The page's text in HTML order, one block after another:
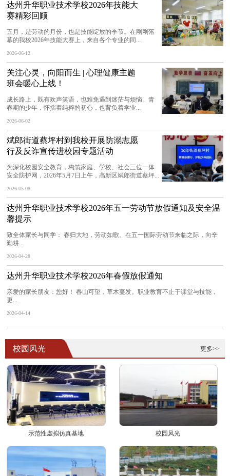
达州升华职业技术学校2026年技能大
赛精彩回顾
五月，是劳动的月份，也是技能绽放的季节。在刚刚落
幕的我校2026年技能大赛上，来自各个专业的同...
2026-06-12
关注心灵，向阳而生 | 心理健康主题
班会暖心上线！
成长路上，既有欢声笑语，也难免遇到迷茫与烦恼。青
春期的少年，怀揣着纯粹的初心，也背负着学业...
2026-06-02
斌郎街道蔡坪村到我校开展防溺志愿
行及反诈宣传进校园专题活动
为深化校园安全教育，构筑家庭、学校、社会三位一体
安全防护网，2026年5月7日上午，高新区斌郎街道蔡坪...
2026-05-08
达州升华职业技术学校2026年五一劳动节放假通知及安全温
馨提示
致全体家长与同学： 春归大地，劳动如歌。在五一国际劳动节来临之际，向辛
勤耕...
2026-04-28
达州升华职业技术学校2026年春假放假通知
亲爱的家长朋友：您好！ 春山可望，草木蔓发。职业教育不止于课堂与技能，
更...
2026-04-14
更多>>
校园风光
示范性虚拟仿真基地 校园风光